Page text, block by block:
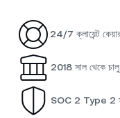
24/7 ক্লায়েন্ট
2018 সাল থেকে
SOC 2 Type 2